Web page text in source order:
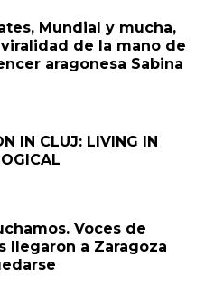
Mundial y mucha,
de la mano de
aragonesa Sabina
IN CLUJ: LIVING IN
Voces de
llegaron a Zaragoza